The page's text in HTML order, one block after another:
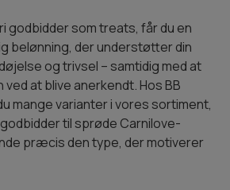
godbidder som treats, får du en
belønning, der understøtter din
og trivsel – samtidig med at
at blive anerkendt. Hos BB
mange varianter i vores sortiment,
til sprøde Carnilove-
præcis den type, der motiverer